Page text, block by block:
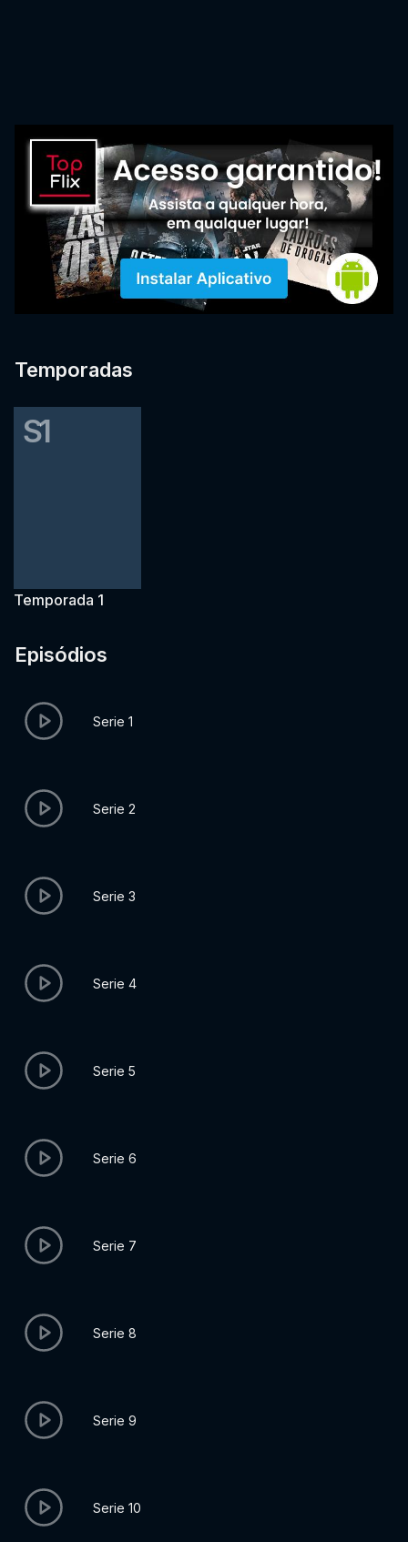
Temporadas
S1
Temporada 1
Episódios
Serie 1
Serie 2
Serie 3
Serie 4
Serie 5
Serie 6
Serie 7
Serie 8
Serie 9
Serie 10